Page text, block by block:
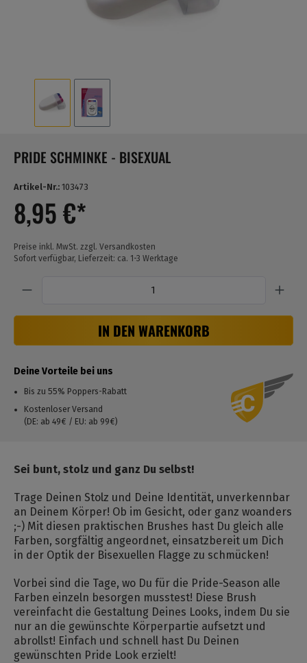
PRIDE SCHMINKE - BISEXUAL
Artikel-Nr.: 103473
8,95 €*
Preise inkl. MwSt. zzgl. Versandkosten
Sofort verfügbar, Lieferzeit: ca. 1-3 Werktage
IN DEN WARENKORB
Deine Vorteile bei uns
Bis zu 55% Poppers-Rabatt
Kostenloser Versand
(DE: ab 49€ / EU: ab 99€)
Sei bunt, stolz und ganz Du selbst!
Trage Deinen Stolz und Deine Identität, unverkennbar
an Deinem Körper! Ob im Gesicht, oder ganz woanders
;-) Mit diesen praktischen Brushes hast Du gleich alle
Farben, sorgfältig angeordnet, einsatzbereit um Dich
in der Optik der Bisexuellen Flagge zu schmücken!
Vorbei sind die Tage, wo Du für die Pride-Season alle
Farben einzeln besorgen musstest! Diese Brush
vereinfacht die Gestaltung Deines Looks, indem Du sie
nur an die gewünschte Körperpartie aufsetzt und
abrollst! Einfach und schnell hast Du Deinen
gewünschten Pride Look erzielt!